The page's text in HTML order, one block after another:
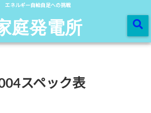
エネルギー自給自足への挑戦
庭発電所
スペック表